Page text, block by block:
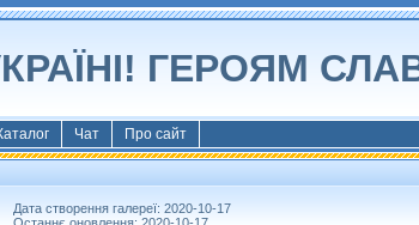
ГЕРОЯМ
Чат Про сайт
Дата створення галереї: 2020-10-17